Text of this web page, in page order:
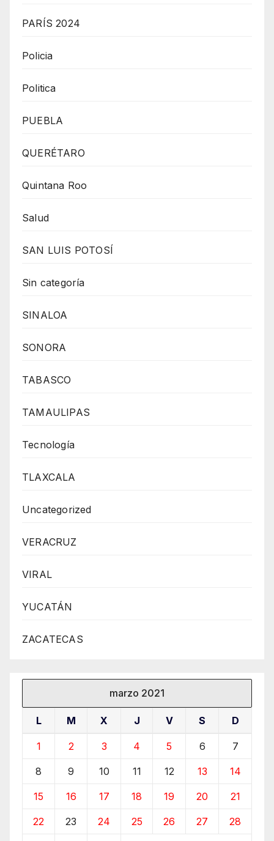
PARÍS 2024
Policia
Politica
PUEBLA
QUERÉTARO
Quintana Roo
Salud
SAN LUIS POTOSÍ
Sin categoría
SINALOA
SONORA
TABASCO
TAMAULIPAS
Tecnología
TLAXCALA
Uncategorized
VERACRUZ
VIRAL
YUCATÁN
ZACATECAS
marzo 2021
L M X J V S D
1 2 3 4 5 6 7
8 9 10 11 12 13 14
15 16 17 18 19 20 21
22 23 24 25 26 27 28